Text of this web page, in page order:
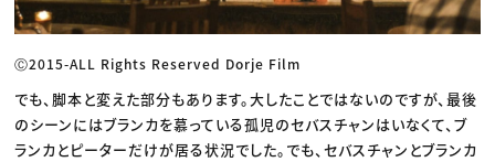
Ⓒ2015-ALL Rights Reserved Dorje Film
でも、脚本と変えた部分もあります。大したことではないのですが、最後
のシーンにはブランカを慕っている孤児のセバスチャンはいなくて、ブ
ランカとピーターだけが居る状況でした。でも、セバスチャンとブランカ